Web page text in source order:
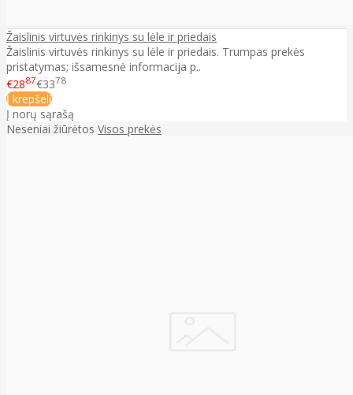
Žaislinis virtuvės rinkinys su lėle ir priedais
Žaislinis virtuvės rinkinys su lėle ir priedais. Trumpas prekės
pristatymas; išsamesnė informacija p..
€2887€3378
Į krepšelį
Į norų sąrašą
Neseniai žiūrėtos Visos prekės